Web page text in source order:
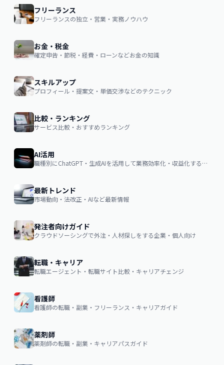
フリーランス
フリーランスの独立・営業・実務ノウハウ
お金・税金
確定申告・節税・経費・ローンなどお金の知識
スキルアップ
プロフィール・提案文・単価交渉などのテクニック
比較・ランキング
サービス比較・おすすめランキング
AI活用
職種別にChatGPT・生成AIを活用して業務効率化・収益化するノウハウ
最新トレンド
市場動向・法改正・AIなど最新情報
発注者向けガイド
クラウドソーシングで外注・人材探しをする企業・個人向け
転職・キャリア
転職エージェント・転職サイト比較・キャリアチェンジ
看護師
看護師の転職・副業・フリーランス・キャリアガイド
薬剤師
薬剤師の転職・副業・キャリアパスガイド